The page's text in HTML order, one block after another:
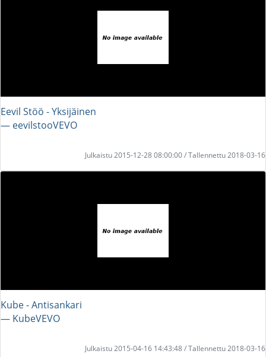
Eevil Stöö - Yksijäinen
― eevilstooVEVO
Julkaistu 2015-12-28 08:00:00 / Tallennettu 2018-03-16
Kube - Antisankari
― KubeVEVO
Julkaistu 2015-04-16 14:43:48 / Tallennettu 2018-03-16